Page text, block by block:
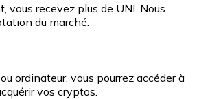
vous recevez plus de UNI. Nous
du marché.
ordinateur, vous pourrez accéder à
vos cryptos.